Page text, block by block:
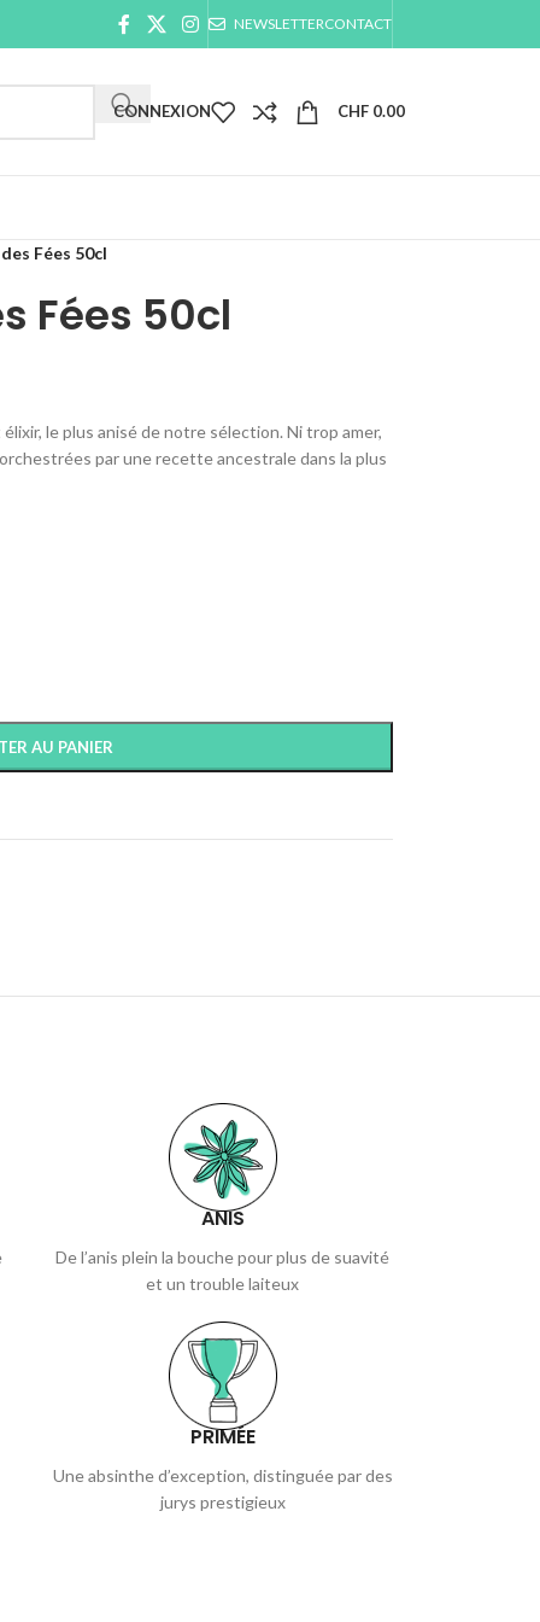
NEWSLETTERCONTACT
CONNEXION CHF 0.00
Fées 50cl
Fées 50cl
le plus anisé de notre sélection. Ni trop amer,
par une recette ancestrale dans la plus
AU PANIER
ANIS
De l’anis plein la bouche pour plus de suavité
et un trouble laiteux
PRIMÉE
Une absinthe d’exception, distinguée par des
jurys prestigieux